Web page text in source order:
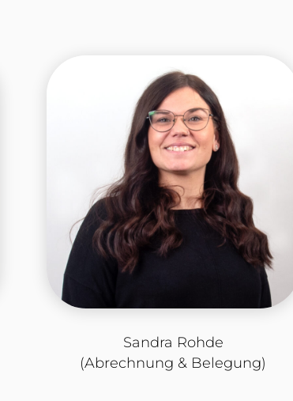
Sandra Rohde
(Abrechnung & Belegung)